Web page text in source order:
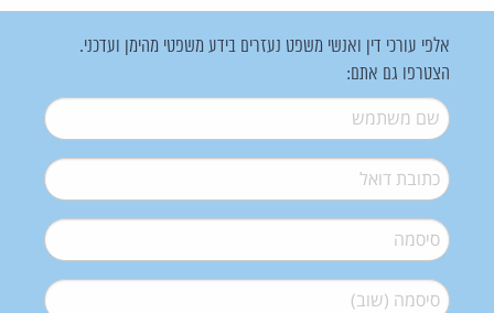
אלפי עורכי דין ואנשי משפט נעזרים בידע משפטי מהימן ועדכני.
הצטרפו גם אתם:
שם משתמש*
דואל*
סיסמה*
סיסמה (שוב)*